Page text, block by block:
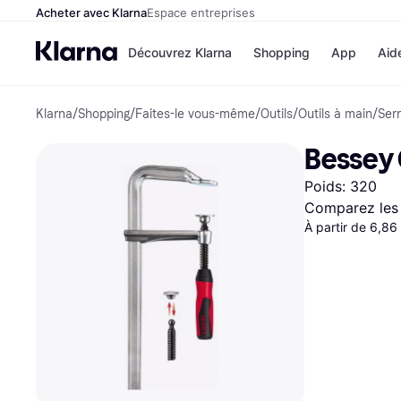
Acheter avec KlarnaEspace entreprises
Découvrez Klarna
Options de
paiement
Payer maintenant
Paiement en 3 fois
Paiement à 30 jours
Klarna sur Apple Pay
Shopping
Magasins
Airbnb
Temu
JD Sports
App
Klarna/Shopping/Faites-le vous-même/Outils/Outils à main/
Bessey
Poids: 320
Comparez
À partir de 6,86